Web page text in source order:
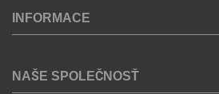
INFORMACE
NAŠE SPOLEČNOSŤ